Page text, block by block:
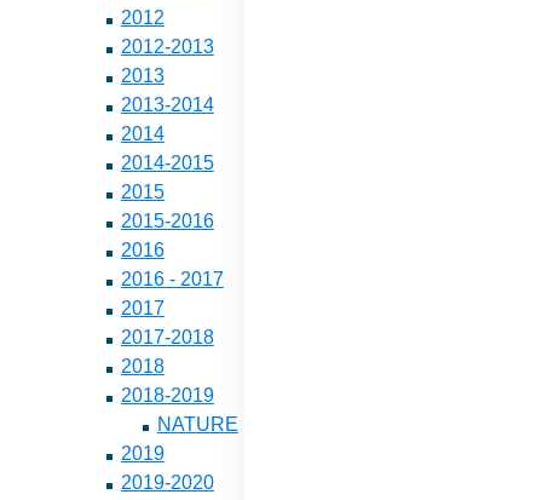
2012
2012-2013
2013
2013-2014
2014
2014-2015
2015
2015-2016
2016
2016 - 2017
2017
2017-2018
2018
2018-2019
NATURE
2019
2019-2020